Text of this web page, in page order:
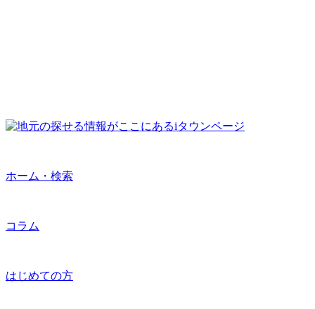
ホーム・検索
コラム
はじめての方